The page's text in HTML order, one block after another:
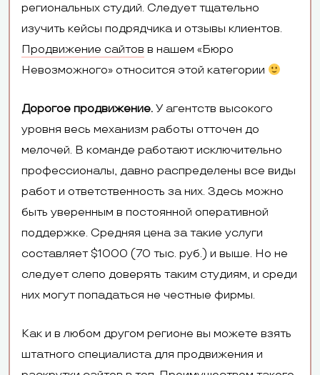
региональных студий. Следует тщательно
изучить кейсы подрядчика и отзывы клиентов.
Продвижение сайтов в нашем «Бюро
Невозможного» относится этой категории
Дорогое продвижение. У агентств высокого
уровня весь механизм работы отточен до
мелочей. В команде работают исключительно
профессионалы, давно распределены все виды
работ и ответственность за них. Здесь можно
быть уверенным в постоянной оперативной
поддержке. Средняя цена за такие услуги
составляет $1000 (70 тыс. руб.) и выше. Но не
следует слепо доверять таким студиям, и среди
них могут попадаться не честные фирмы.
Как и в любом другом регионе вы можете взять
штатного специалиста для продвижения и